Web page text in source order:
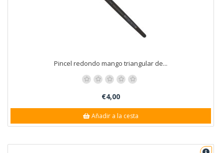
Pincel redondo mango triangular de...
€4,00
Añadir a la cesta